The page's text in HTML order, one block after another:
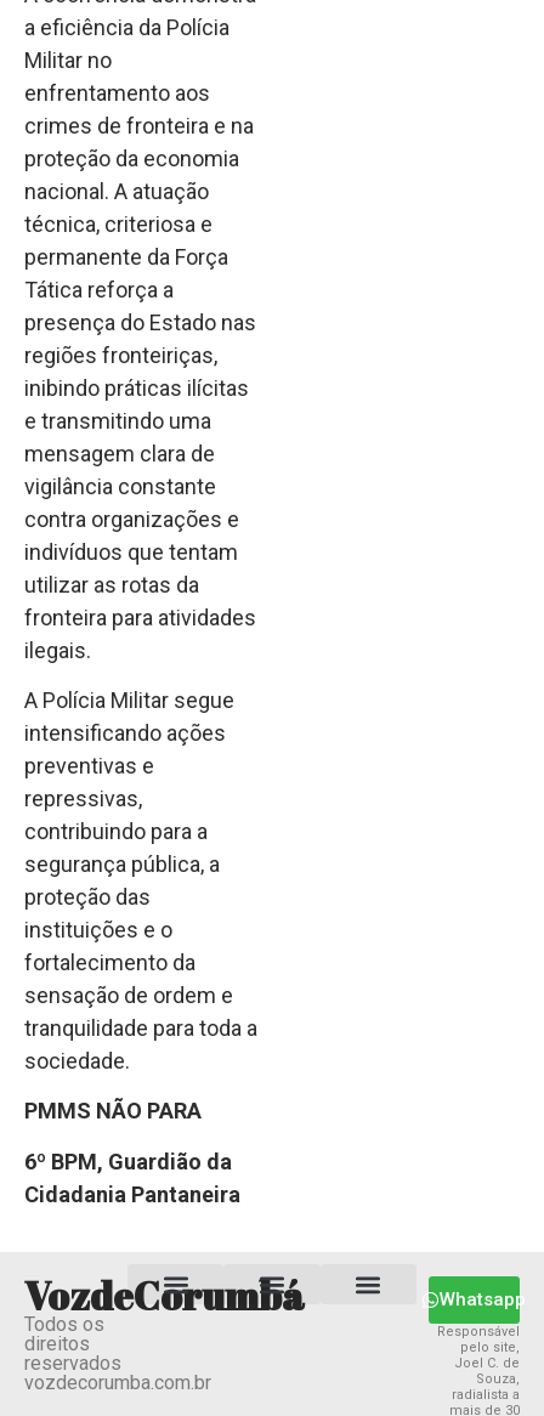
a eficiência da Polícia
Militar no
enfrentamento aos
crimes de fronteira e na
proteção da economia
nacional. A atuação
técnica, criteriosa e
permanente da Força
Tática reforça a
presença do Estado nas
regiões fronteiriças,
inibindo práticas ilícitas
e transmitindo uma
mensagem clara de
vigilância constante
contra organizações e
indivíduos que tentam
utilizar as rotas da
fronteira para atividades
ilegais.
A Polícia Militar segue
intensificando ações
preventivas e
repressivas,
contribuindo para a
segurança pública, a
proteção das
instituições e o
fortalecimento da
sensação de ordem e
tranquilidade para toda a
sociedade.
PMMS NÃO PARA
6º BPM, Guardião da
Cidadania Pantaneira
VozdeCorumbá
Todos os
direitos
reservados
vozdecorumba.com.br
Whatsapp
Responsável
pelo site,
Joel C. de
Souza,
radialista a
mais de 30